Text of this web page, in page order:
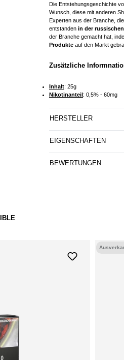
Die Entstehungsgeschichte
Wunsch, diese mit anderen
Experten aus der Branche, die
entstanden in der
der Branche gemacht hat,
Produkte auf den Markt
Zusätzliche
Inhalt: 25g
Nikotinanteil: 0,5% - 60mg
HERSTELLER
EIGENSCHAFTEN
BEWERTUNGEN